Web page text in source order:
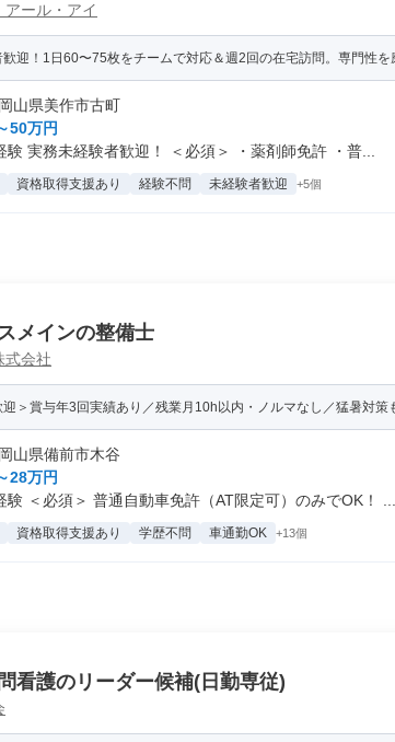
ール・アイ
迎！1日60〜75枚をチームで対応＆週2回の在宅訪問。専門性
山県美作市古町
50万円
験 実務未経験者歓迎！ ＜必須＞ ・薬剤師免許 ・普...
資格取得支援あり 経験不問 未経験者歓迎 +5個
メインの整備士
式会社
迎＞賞与年3回実績あり／残業月10h以内・ノルマなし／猛暑対策
山県備前市木谷
28万円
験 ＜必須＞ 普通自動車免許（AT限定可）のみでOK！ ...
資格取得支援あり 学歴不問 車通勤OK +13個
看護のリーダー候補(日勤専従)